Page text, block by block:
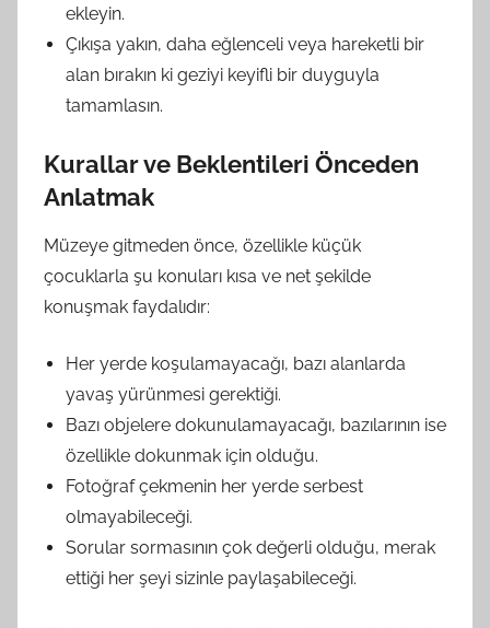
ekleyin.
Çıkışa yakın, daha eğlenceli veya hareketli bir
alan bırakın ki geziyi keyifli bir duyguyla
tamamlasın.
Kurallar ve Beklentileri Önceden
Anlatmak
Müzeye gitmeden önce, özellikle küçük
çocuklarla şu konuları kısa ve net şekilde
konuşmak faydalıdır:
Her yerde koşulamayacağı, bazı alanlarda
yavaş yürünmesi gerektiği.
Bazı objelere dokunulamayacağı, bazılarının ise
özellikle dokunmak için olduğu.
Fotoğraf çekmenin her yerde serbest
olmayabileceği.
Sorular sormasının çok değerli olduğu, merak
ettiği her şeyi sizinle paylaşabileceği.